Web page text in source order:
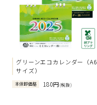
グリーンエコカレンダー（A6
サイズ）
本体卸価格 180円(税抜)